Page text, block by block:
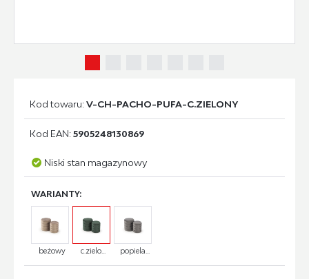
Kod towaru:V-CH-PACHO-PUFA-C.ZIELONY
Kod EAN:5905248130869
Niski stan magazynowy
WARIANTY:
beżowy c.zielo... popiela...